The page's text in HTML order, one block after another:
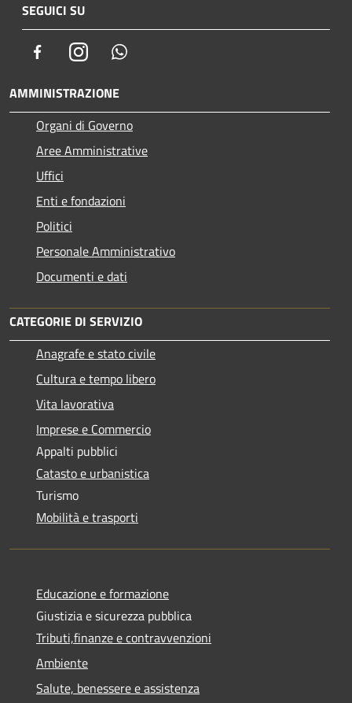
SEGUICI SU
FacebookInstagram
AMMINISTRAZIONE
Organi di Governo
Aree Amministrative
Uffici
Enti e fondazioni
Politici
Personale Amministrativo
Documenti e dati
CATEGORIE DI SERVIZIO
Anagrafe e stato civile
Cultura e tempo libero
Vita lavorativa
Imprese e Commercio
Appalti pubblici
Catasto e urbanistica
Turismo
Mobilità e trasporti
Educazione e formazione
Giustizia e sicurezza pubblica
Tributi,finanze e contravvenzioni
Ambiente
Salute, benessere e assistenza